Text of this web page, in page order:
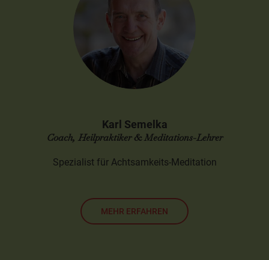
Karl Semelka
Coach, Heilpraktiker & Meditations-Lehrer
Spezialist für Achtsamkeits-Meditation
MEHR ERFAHREN